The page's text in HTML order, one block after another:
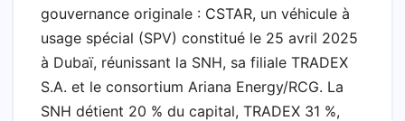
gouvernance originale : CSTAR, un véhicule à
usage spécial (SPV) constitué le 25 avril 2025
à Dubaï, réunissant la SNH, sa filiale TRADEX
S.A. et le consortium Ariana Energy/RCG. La
SNH détient 20 % du capital, TRADEX 31 %,